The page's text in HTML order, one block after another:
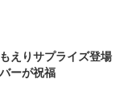
えりサプライズ登場
ーが祝福